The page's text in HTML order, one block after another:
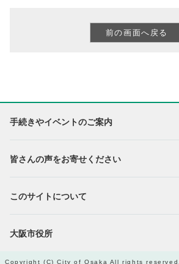
手続きやイベントのご案内
皆さんの声をお寄せください
このサイトについて
大阪市役所
Copyright (C) City of Osaka All rights reserved.